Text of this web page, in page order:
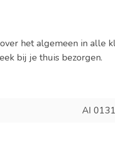
het algemeen in alle
bij je thuis bezorgen.
AI 0131